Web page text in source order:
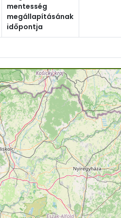
mentesség
megállapításának
időpontja